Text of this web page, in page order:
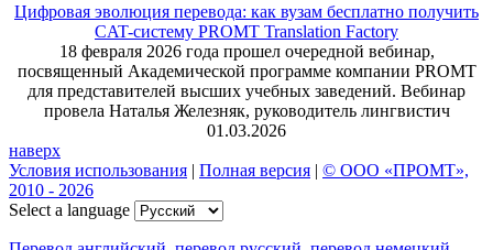
Цифровая эволюция перевода: как вузам бесплатно получить
CAT-систему PROMT Translation Factory
18 февраля 2026 года прошел очередной вебинар,
посвященный Академической программе компании PROMT
для представителей высших учебных заведений. Вебинар
провела Наталья Железняк, руководитель лингвистич
01.03.2026
наверх
Условия использования | Полная версия | © ООО «ПРОМТ»,
2010 - 2026
Select a language